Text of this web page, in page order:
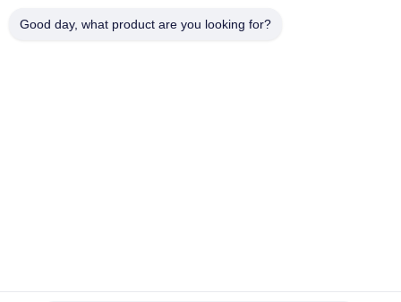
Good day, what product are you looking for?